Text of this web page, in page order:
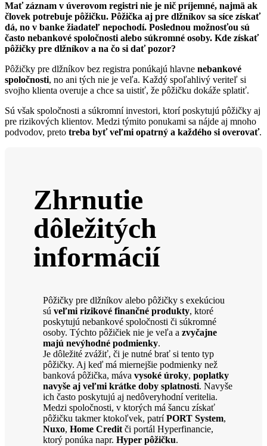
Mať záznam v úverovom registri nie je nič príjemné, najmä ak
človek potrebuje pôžičku. Pôžička aj pre dlžníkov sa síce získať
dá, no v banke žiadateľ nepochodí. Poslednou možnosťou sú
často nebankové spoločnosti alebo súkromné osoby. Kde získať
pôžičky pre dlžníkov a na čo si dať pozor?
Pôžičky pre dlžníkov bez registra ponúkajú hlavne nebankové
spoločnosti, no ani tých nie je veľa. Každý spoľahlivý veriteľ si
svojho klienta overuje a chce sa uistiť, že pôžičku dokáže splatiť.
Sú však spoločnosti a súkromní investori, ktorí poskytujú pôžičky aj
pre rizikových klientov. Medzi týmito ponukami sa nájde aj mnoho
podvodov, preto treba byť veľmi opatrný a každého si overovať.
Zhrnutie
dôležitých
informácií
Pôžičky pre dlžníkov alebo pôžičky s exekúciou
sú veľmi rizikové finančné produkty, ktoré
poskytujú nebankové spoločnosti či súkromné
osoby. Týchto pôžičiek nie je veľa a zvyčajne
majú nevýhodné podmienky.
Je dôležité zvážiť, či je nutné brať si tento typ
pôžičky. Aj keď má miernejšie podmienky než
banková pôžička, máva vysoké úroky, poplatky
navyše aj veľmi krátke doby splatnosti. Navyše
ich často poskytujú aj nedôveryhodní veritelia.
Medzi spoločnosti, v ktorých má šancu získať
pôžičku takmer ktokoľvek, patríPORT System,
Nuxo, Home Credit či portál Hyperfinancie,
ktorý ponúka napr. Hyper pôžičku.